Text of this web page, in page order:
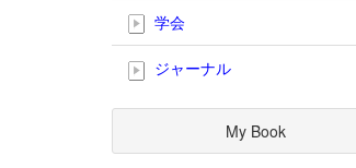
学会
ジャーナル
My Book